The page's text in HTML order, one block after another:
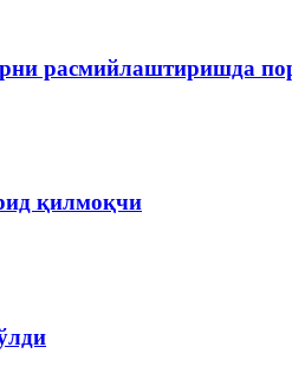
расмийлаштиришда
қилмоқчи